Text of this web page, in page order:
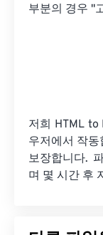
부분의 경우 "
저희 HTML to
우저에서 작
보장합니다.
며 몇 시간 후